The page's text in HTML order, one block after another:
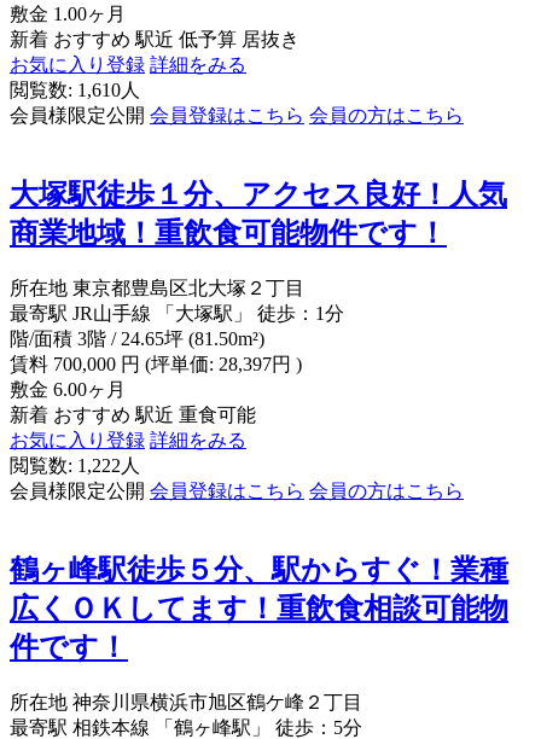
敷金 1.00ヶ月
新着 おすすめ 駅近 低予算 居抜き
お気に入り登録 詳細をみる
閲覧数: 1,610人
会員様限定公開 会員登録はこちら 会員の方はこちら
大塚駅徒歩１分、アクセス良好！人気
商業地域！重飲食可能物件です！
所在地 東京都豊島区北大塚２丁目
最寄駅 JR山手線 「大塚駅」 徒歩：1分
階/面積 3階 / 24.65坪 (81.50m²)
賃料 700,000 円 (坪単価: 28,397円 )
敷金 6.00ヶ月
新着 おすすめ 駅近 重食可能
お気に入り登録 詳細をみる
閲覧数: 1,222人
会員様限定公開 会員登録はこちら 会員の方はこちら
鶴ヶ峰駅徒歩５分、駅からすぐ！業種
広くＯＫしてます！重飲食相談可能物
件です！
所在地 神奈川県横浜市旭区鶴ケ峰２丁目
最寄駅 相鉄本線 「鶴ヶ峰駅」 徒歩：5分